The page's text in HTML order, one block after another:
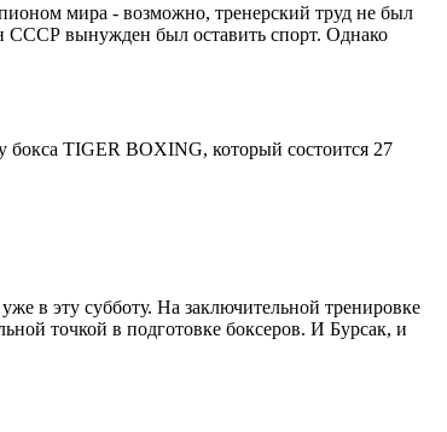
мира - возможно, тренерский труд не был
СССР вынужден был оставить спорт. Однако
бокса TIGER BOXING, который состоится 27
в эту субботу. На заключительной тренировке
точкой в подготовке боксеров. И Бурсак, и